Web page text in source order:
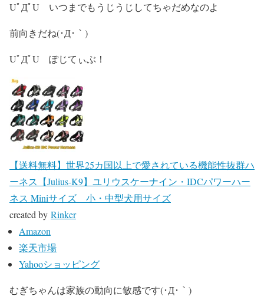
UﾟДﾟU いつまでもうじうじしてちゃだめなのよ
前向きだね(･Д･｀)
UﾟДﾟU ぽじてぃぶ！
【送料無料】世界25カ国以上で愛されている機能性抜群ハ
ーネス【Julius-K9】ユリウスケーナイン・IDCパワーハー
ネス Miniサイズ 小・中型犬用サイズ
created by Rinker
Amazon
楽天市場
Yahooショッピング
むぎちゃんは家族の動向に敏感です(･Д･｀)